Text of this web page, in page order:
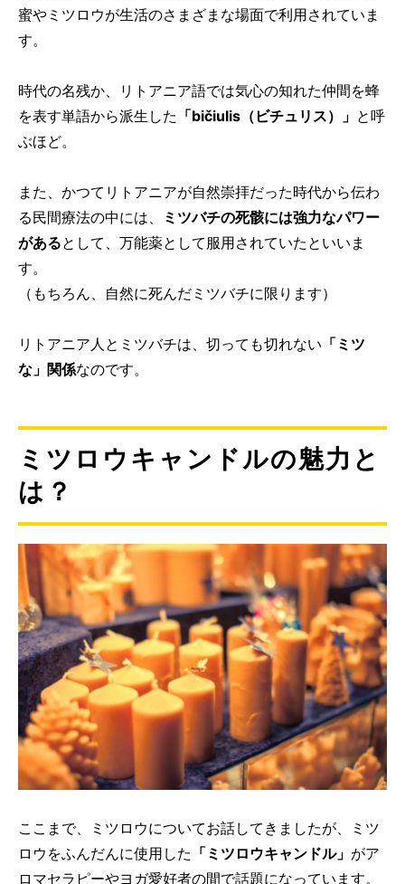
蜜やミツロウが生活のさまざまな場面で利用されていま
す。
時代の名残か、リトアニア語では気心の知れた仲間を蜂
を表す単語から派生した 「bičiulis（ビチュリス）」 と呼
ぶほど。
また、かつてリトアニアが自然崇拝だった時代から伝わ
る民間療法の中には、
ミツバチの死骸には強力なパワー
があるとして、万能薬として服用されていたといいま
す。
（もちろん、自然に死んだミツバチに限ります）
リトアニア人とミツバチは、切っても切れない 「ミツ
な」関係なのです。
ミツロウキャンドルの魅力と
は？
ここまで、ミツロウについてお話してきましたが、ミツ
ロウをふんだんに使用した 「ミツロウキャンドル」 がア
ロマセラピーやヨガ愛好者の間で話題になっています。